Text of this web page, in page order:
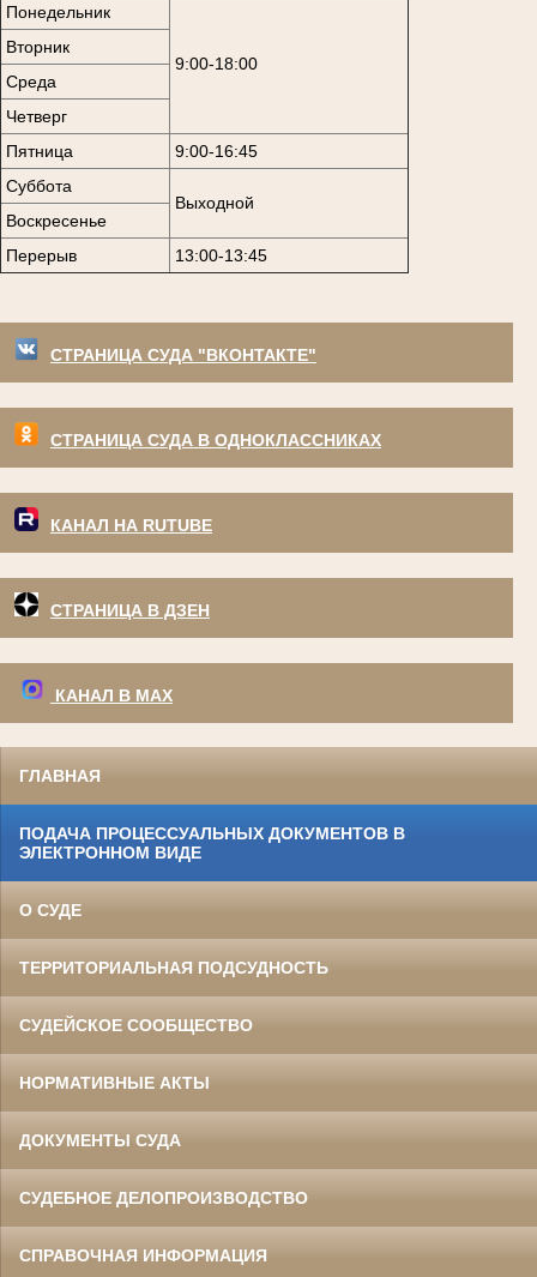
Понедельник
9:00-18:00
Вторник
Среда
Четверг
Пятница
9:00-16:45
Суббота
Выходной
Воскресенье
Перерыв
13:00-13:45
СТРАНИЦА СУДА "ВКОНТАКТЕ"
СТРАНИЦА СУДА В ОДНОКЛАССНИКАХ
КАНАЛ НА RUTUBE
СТРАНИЦА В ДЗЕН
КАНАЛ В МАХ
ГЛАВНАЯ
ПОДАЧА ПРОЦЕССУАЛЬНЫХ ДОКУМЕНТОВ В
ЭЛЕКТРОННОМ ВИДЕ
О СУДЕ
ТЕРРИТОРИАЛЬНАЯ ПОДСУДНОСТЬ
СУДЕЙСКОЕ СООБЩЕСТВО
НОРМАТИВНЫЕ АКТЫ
ДОКУМЕНТЫ СУДА
СУДЕБНОЕ ДЕЛОПРОИЗВОДСТВО
СПРАВОЧНАЯ ИНФОРМАЦИЯ